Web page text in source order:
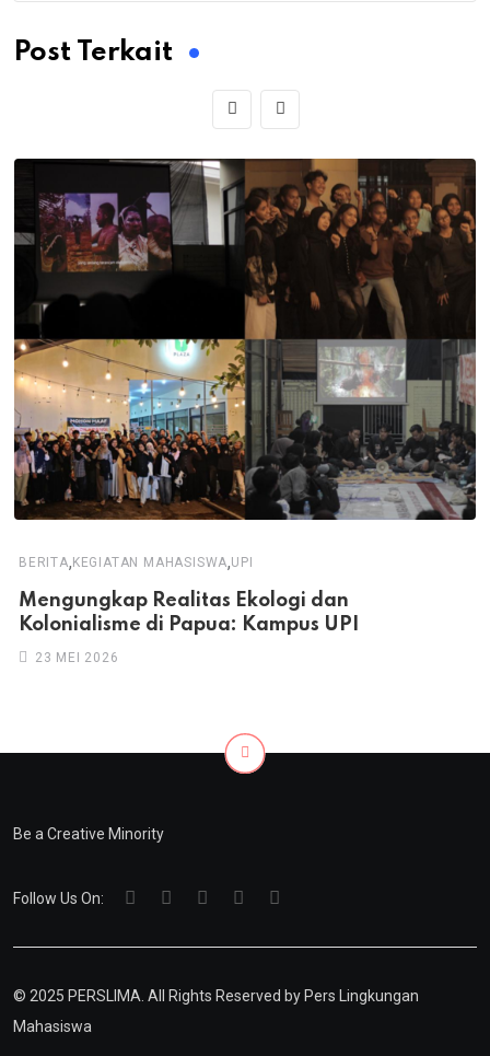
Post Terkait
BERITA,KEGIATAN MAHASISWA,UPI
Mengungkap Realitas Ekologi dan
Kolonialisme di Papua: Kampus UPI
23 MEI 2026
Be a Creative Minority
Follow Us On:
© 2025 PERSLIMA. All Rights Reserved by Pers Lingkungan
Mahasiswa